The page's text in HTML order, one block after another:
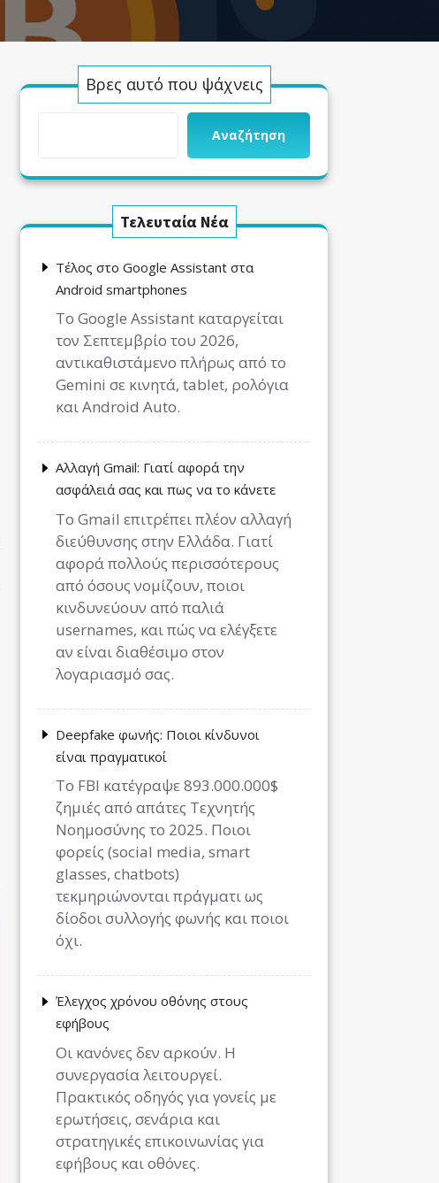
Βρες αυτό που ψάχνεις
Αναζήτηση
Τελευταία Νέα
Τέλος στο Google Assistant στα
Android smartphones
Το Google Assistant καταργείται
τον Σεπτεμβρίο του 2026,
αντικαθιστάμενο πλήρως από το
Gemini σε κινητά, tablet, ρολόγια
και Android Auto.
Αλλαγή Gmail: Γιατί αφορά την
ασφάλειά σας και πως να το κάνετε
Το Gmail επιτρέπει πλέον αλλαγή
διεύθυνσης στην Ελλάδα. Γιατί
αφορά πολλούς περισσότερους
από όσους νομίζουν, ποιοι
κινδυνεύουν από παλιά
usernames, και πώς να ελέγξετε
αν είναι διαθέσιμο στον
λογαριασμό σας.
Deepfake φωνής: Ποιοι κίνδυνοι
είναι πραγματικοί
Το FBI κατέγραψε 893.000.000$
ζημιές από απάτες Τεχνητής
Νοημοσύνης το 2025. Ποιοι
φορείς (social media, smart
glasses, chatbots)
τεκμηριώνονται πράγματι ως
δίοδοι συλλογής φωνής και ποιοι
όχι.
Έλεγχος χρόνου οθόνης στους
εφήβους
Οι κανόνες δεν αρκούν. Η
συνεργασία λειτουργεί.
Πρακτικός οδηγός για γονείς με
ερωτήσεις, σενάρια και
στρατηγικές επικοινωνίας για
εφήβους και οθόνες.